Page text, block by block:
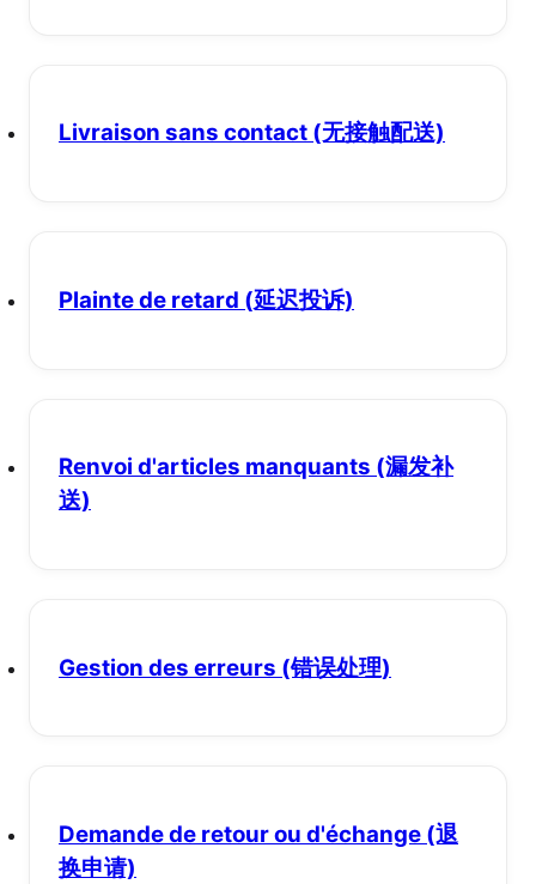
Livraison sans contact (无接触配送)
Plainte de retard (延迟投诉)
Renvoi d'articles manquants (漏发补
送)
Gestion des erreurs (错误处理)
Demande de retour ou d'échange (退
换申请)